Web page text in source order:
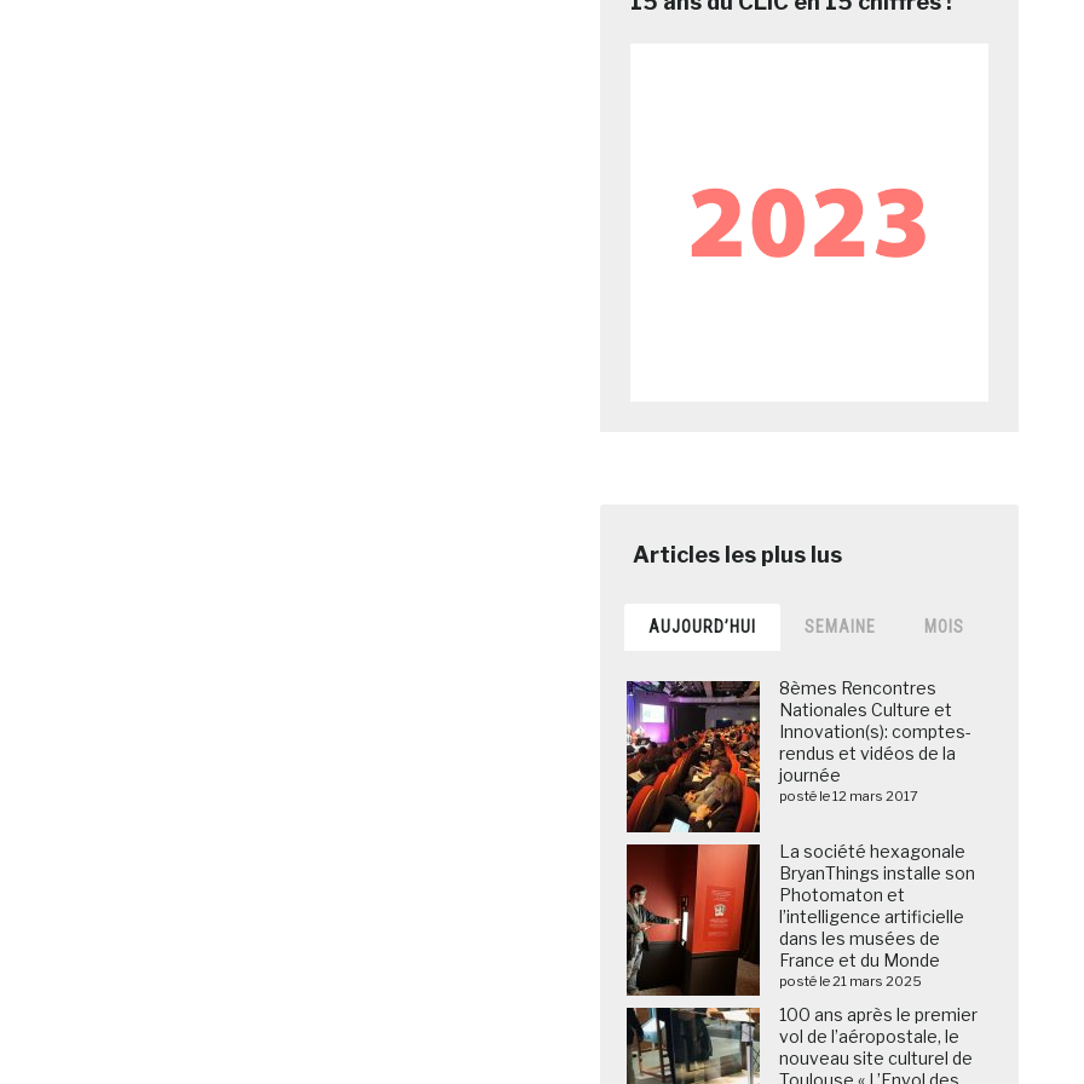
AUJOURD’HUI SEMAINE MOIS
8èmes Rencontres
Nationales Culture et
Innovation(s): comptes-
rendus et vidéos de la
journée
posté le 12 mars 2017
La société hexagonale
BryanThings installe son
Photomaton et
l’intelligence artificielle
dans les musées de
France et du Monde
posté le 21 mars 2025
100 ans après le premier
vol de l’aéropostale, le
nouveau site culturel de